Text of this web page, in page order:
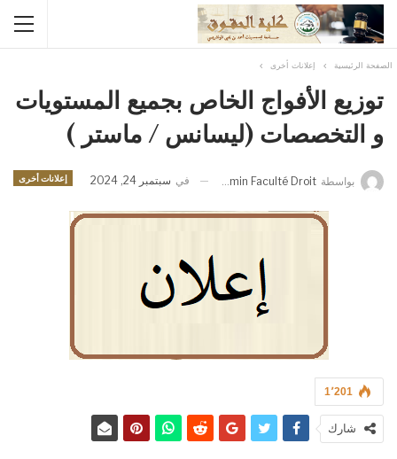
الصفحة الرئيسية إعلانات أخرى
توزيع الأفواج الخاص بجميع المستويات
و التخصصات (ليسانس / ماستر )
إعلانات أخرى بواسطة Admin Faculté Droit في سبتمبر 24, 2024
1٬201
شارك